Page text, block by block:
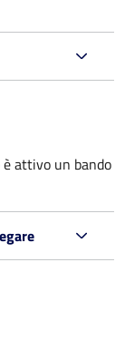
è attivo un bando